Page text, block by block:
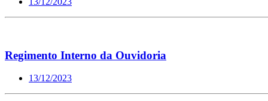
Regimento Interno da Ouvidoria
13/12/2023